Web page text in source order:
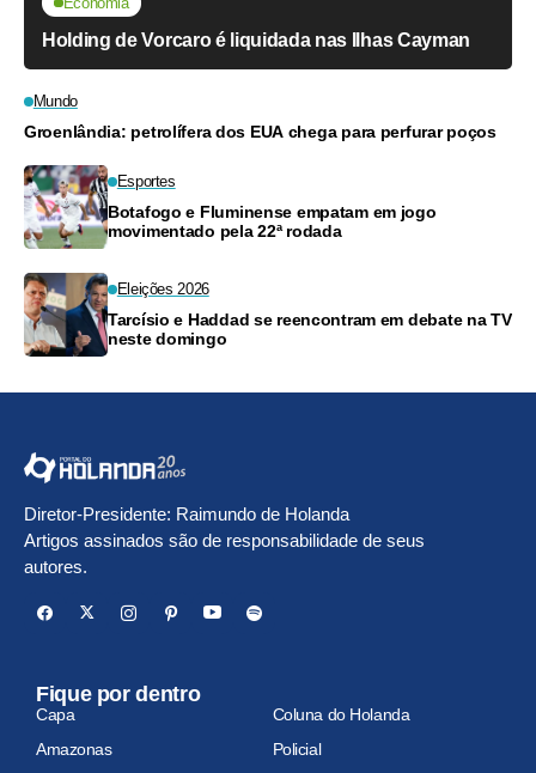
Holding de Vorcaro é liquidada nas Ilhas Cayman
Mundo
Groenlândia: petrolífera dos EUA chega para perfurar poços
Esportes
Botafogo e Fluminense empatam em jogo
movimentado pela 22ª rodada
Eleições 2026
Tarcísio e Haddad se reencontram em debate na TV
neste domingo
Diretor-Presidente: Raimundo de Holanda
Artigos assinados são de responsabilidade de seus
autores.
Fique por dentro
Capa
Coluna do Holanda
Amazonas
Policial